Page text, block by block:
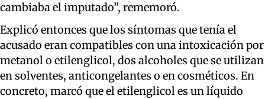
cambiaba el imputado”, rememoró.
Explicó entonces que los síntomas que tenía el
acusado eran compatibles con una intoxicación por
metanol o etilenglicol, dos alcoholes que se utilizan
en solventes, anticongelantes o en cosméticos. En
concreto, marcó que el etilenglicol es un líquido